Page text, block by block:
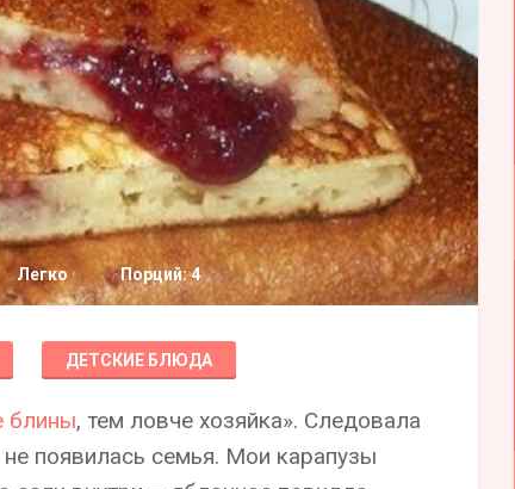
Легко Порций: 4
ДЕТСКИЕ БЛЮДА
блины, тем ловче хозяйка». Следовала
появилась семья. Мои карапузы